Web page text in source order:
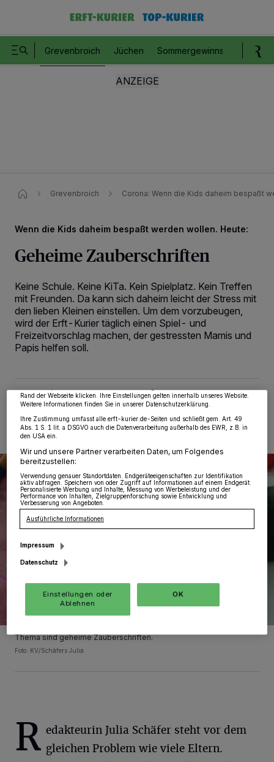
Grevenbroich Jüchen Sommergewinnspiel
Grevenbroich Corona: Wenn die Kids daheim bespaßt
Wenn die Kids daheim bespaßt werden wollen. Heute:
Geheime Zauberschriften
Keine Schule. Keine KiTa. Kein Spielplatz. Kein Treffen
mit Freunden. Da kann sich daheim leicht der Stress mit
den lieben Kleinen einstellen. Um dem vorzubeugen,
wird der Erft-Kurier täglich einen Spiel- und
Freizeitvorschlag machen, der gestressten Mamis und
Papis helfen soll.
09.04.2020 , 16:05 Uhr Eine Minute Lesezeit
Thema sind geheime Zauberschriften.
Foto: KV/Schäfers Julia
R edakteurin Julia Schäfer steht vor dem
gleichen Problem wie viele Eltern.
Wir und unsere218-Partner speichern und greifen auf personenbezogene Daten
wie Browserdaten oder eindeutige Kennungen auf Ihrem Gerät zu. Durch Auswahl
von OK aktivieren Sie Tracking-Technologien für die unter „Wir und unsere
Partner verarbeiten Daten, um Ihnen Dienste bereitzustellen“ aufgeführten
Rand der Webseite klicken. Ihre Einstellungen gelten innerhalb unseres Website.
Weitere Informationen finden Sie in unserer Datenschutzerklärung.
Ihre Zustimmung umfasst alle erft-kurier.de-Seiten und schließt gem. Art. 49
Abs. 1 S. 1 lit. a DSGVO auch die Datenverarbeitung außerhalb des EWR, z.B. in
den USA ein.
Wir und unsere Partner verarbeiten Daten, um Folgendes
bereitzustellen:
Verwendung genauer Standortdaten. Endgeräteeigenschaften zur Identifikation
aktiv abfragen. Speichern von oder Zugriff auf Informationen auf einem Endgerät.
Personalisierte Werbung und Inhalte, Messung von Werbeleistung und der
Performance von Inhalten, Zielgruppenforschung sowie Entwicklung und
Verbesserung von Angeboten.
Ausführliche Informationen
Impressum
Datenschutz
Einstellungen oder
Ablehnen
OK